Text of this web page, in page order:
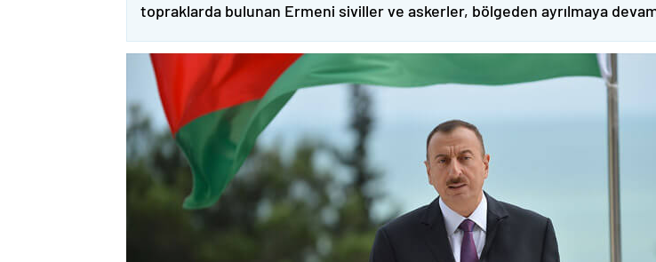
topraklarda bulunan Ermeni siviller ve askerler, bölgeden ayrılmaya